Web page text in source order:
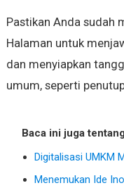
Pastikan Anda sudah
Halaman untuk
dan menyiapkan
umum, seperti
Baca ini juga tentang
Digitalisasi UMKM
Menemukan Ide